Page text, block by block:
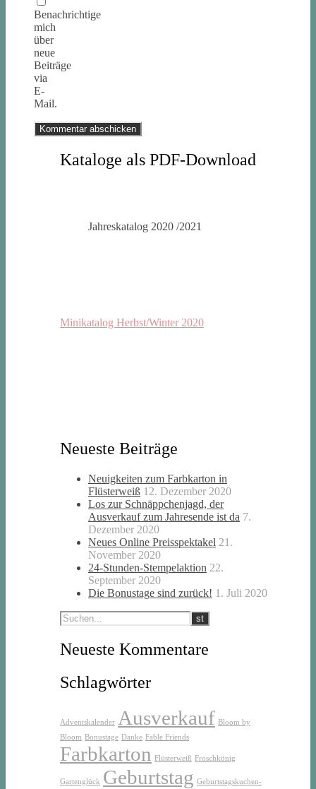
Benachrichtige
mich
über
neue
Beiträge
via
E-
Mail.
Kataloge als PDF-Download
Jahreskatalog 2020 /2021
Minikatalog Herbst/Winter 2020
Neueste Beiträge
Neuigkeiten zum Farbkarton in
Flüsterweiß 12. Dezember 2020
Los zur Schnäppchenjagd, der
Ausverkauf zum Jahresende ist da 7.
Dezember 2020
Neues Online Preisspektakel 21.
November 2020
24-Stunden-Stempelaktion 22.
September 2020
Die Bonustage sind zurück! 1. Juli 2020
Neueste Kommentare
Schlagwörter
Adventskalender Ausverkauf Bloom by
Bloom Bonustage Danke Fable Friends
Farbkarton Flüsterweiß Froschkönig
Gartenglück Geburtstag Geburtstagskuchen-